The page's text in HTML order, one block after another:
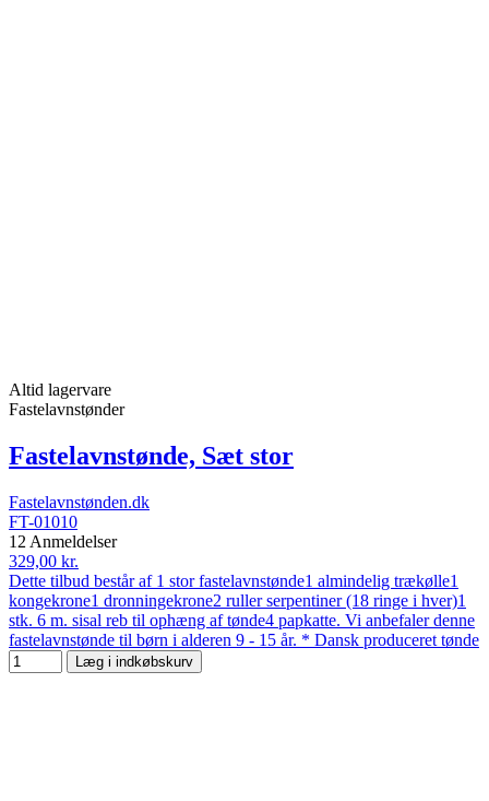
Altid lagervare
Fastelavnstønder
Fastelavnstønde, Sæt stor
Fastelavnstønden.dk
FT-01010
12 Anmeldelser
329,00 kr.
Dette tilbud består af 1 stor fastelavnstønde1 almindelig trækølle1
kongekrone1 dronningekrone2 ruller serpentiner (18 ringe i hver)1
stk. 6 m. sisal reb til ophæng af tønde4 papkatte. Vi anbefaler denne
fastelavnstønde til børn i alderen 9 - 15 år. * Dansk produceret tønde
Læg i indkøbskurv